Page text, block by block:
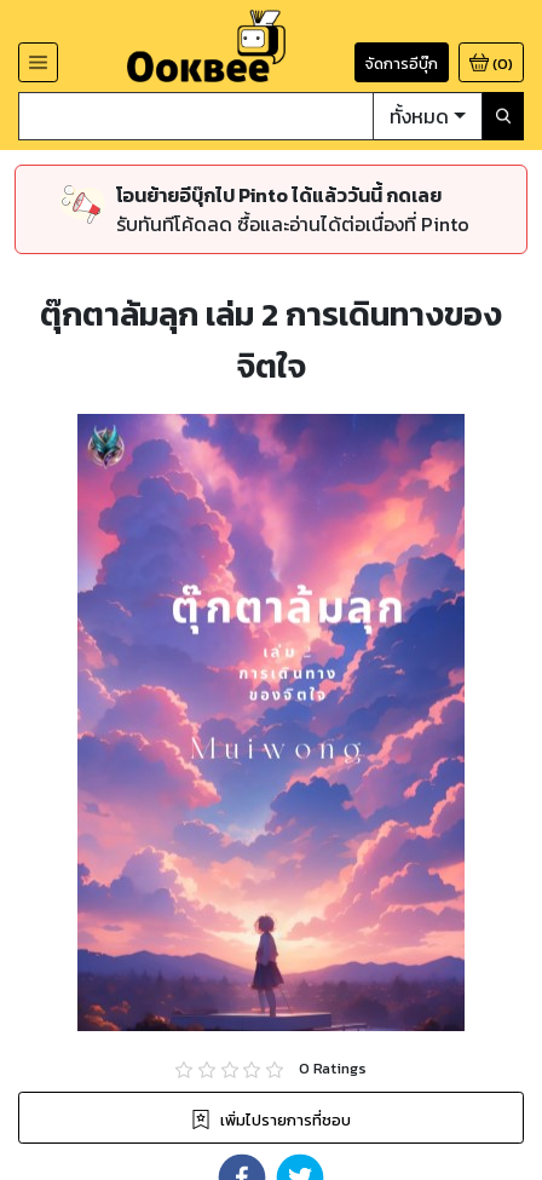
จัดการอีบุ๊ก (0)
ทั้งหมด
โอนย้ายอีบุ๊กไป Pinto ได้แล้ววันนี้ กดเลย
รับทันทีโค้ดลด ซื้อและอ่านได้ต่อเนื่องที่ Pinto
ตุ๊กตาล้มลุก เล่ม 2 การเดินทางของ
จิตใจ
0 Ratings
เพิ่มไปรายการที่ชอบ